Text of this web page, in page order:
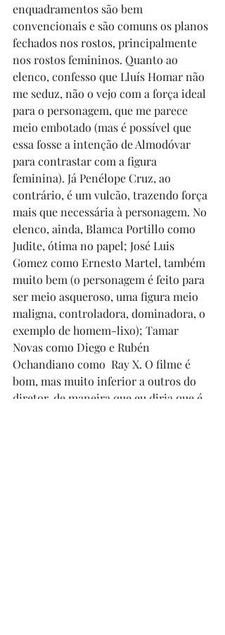
enquadramentos são bem
convencionais e são comuns os planos
fechados nos rostos, principalmente
nos rostos femininos. Quanto ao
elenco, confesso que Lluís Homar não
me seduz, não o vejo com a força ideal
para o personagem, que me parece
meio embotado (mas é possível que
essa fosse a intenção de Almodóvar
para contrastar com a figura
feminina). Já Penélope Cruz, ao
contrário, é um vulcão, trazendo força
mais que necessária à personagem. No
elenco, ainda, Blamca Portillo como
Judite, ótima no papel; José Luis
Gomez como Ernesto Martel, também
muito bem (o personagem é feito para
ser meio asqueroso, uma figura meio
maligna, controladora, dominadora, o
exemplo de homem-lixo); Tamar
Novas como Diego e Rubén
Ochandiano como  Ray X. O filme é
bom, mas muito inferior a outros do
diretor, de maneira que eu diria que é